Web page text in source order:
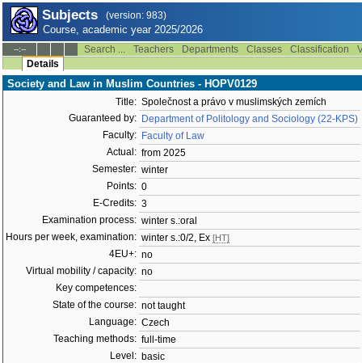
Subjects (version: 983)
Course, academic year 2025/2026
--:-- Search ... Teachers Departments Classes Classification
Details
Society and Law in Muslim Countries - HOPV0129
Title: Společnost a právo v muslimských zemích
Guaranteed by: Department of Politology and Sociology (22-KPS)
Faculty: Faculty of Law
Actual: from 2025
Semester: winter
Points: 0
E-Credits: 3
Examination process: winter s.:oral
Hours per week, examination: winter s.:0/2, Ex [HT]
4EU+: no
Virtual mobility / capacity: no
Key competences:
State of the course: not taught
Language: Czech
Teaching methods: full-time
Level: basic